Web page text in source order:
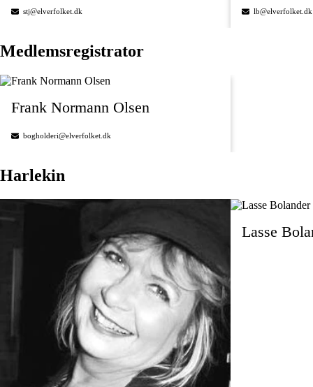
stj@elverfolket.dk lb@elverfolket.dk
Medlemsregistrator
Frank Normann Olsen
bogholderi@elverfolket.dk
Harlekin
Lasse